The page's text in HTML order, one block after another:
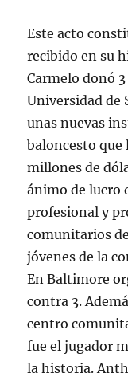
Este acto
recibido en su
Carmelo donó
Universidad de
unas nuevas
baloncesto que
millones de
ánimo de lucro
profesional y
comunitarios
jóvenes de la
En Baltimore
contra 3.
centro
fue el jugador
la historia.